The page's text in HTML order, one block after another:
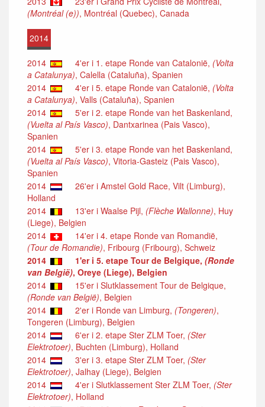
(Montréal (e)), Montréal (Quebec), Canada
2014
2014 4'er i 1. etape Ronde van Catalonië, (Volta
a Catalunya), Calella (Cataluña), Spanien
2014
4'er i 5. etape Ronde van Catalonië, (Volta
a Catalunya), Valls (Cataluña), Spanien
2014
5'er i 2. etape Ronde van het Baskenland,
(Vuelta al País Vasco), Dantxarinea (Pais Vasco),
Spanien
2014
5'er i 3. etape Ronde van het Baskenland,
(Vuelta al País Vasco), Vitoria-Gasteiz (Pais Vasco),
Spanien
2014
26'er i Amstel Gold Race, Vilt (Limburg),
Holland
2014
13'er i Waalse Pijl, (Flèche Wallonne), Huy
(Liege), Belgien
2014
14'er i 4. etape Ronde van Romandië,
(Tour de Romandie), Fribourg (Fribourg), Schweiz
2014
1'er i 5. etape Tour de Belgique, (Ronde
van België), Oreye (Liege), Belgien
2014
15'er i Slutklassement Tour de Belgique,
(Ronde van België), Belgien
2014
2'er i Ronde van Limburg, (Tongeren),
Tongeren (Limburg), Belgien
2014
6'er i 2. etape Ster ZLM Toer, (Ster
Elektrotoer), Buchten (Limburg), Holland
2014
3'er i 3. etape Ster ZLM Toer, (Ster
Elektrotoer), Jalhay (Liege), Belgien
2014
4'er i Slutklassement Ster ZLM Toer, (Ster
Elektrotoer), Holland